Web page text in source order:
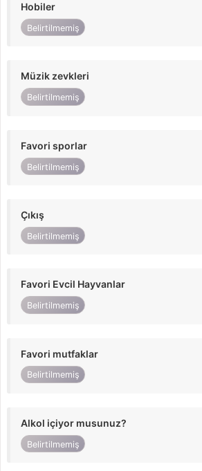
Hobiler
Belirtilmemiş
Müzik zevkleri
Belirtilmemiş
Favori sporlar
Belirtilmemiş
Çıkış
Belirtilmemiş
Favori Evcil Hayvanlar
Belirtilmemiş
Favori mutfaklar
Belirtilmemiş
Alkol içiyor musunuz?
Belirtilmemiş